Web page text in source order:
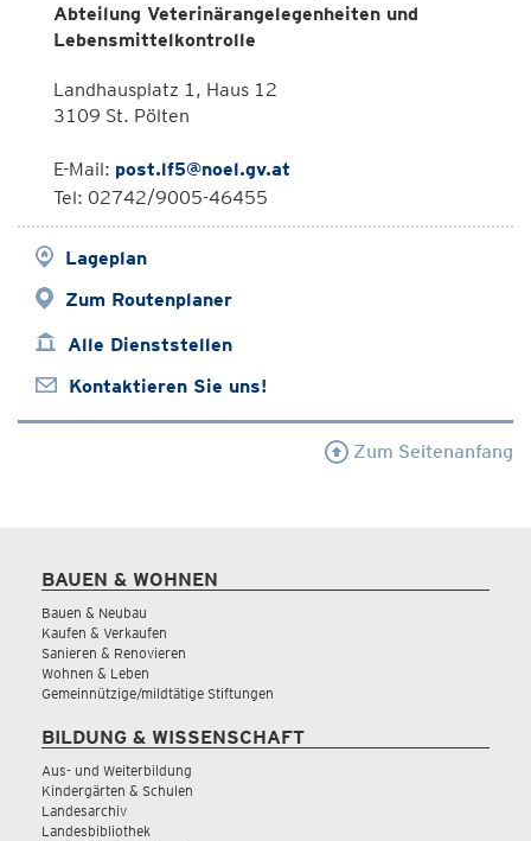
Abteilung Veterinärangelegenheiten und
Lebensmittelkontrolle
Landhausplatz 1, Haus 12
3109 St. Pölten
E-Mail: post.lf5@noel.gv.at
Tel: 02742/9005-46455
Lageplan
Zum Routenplaner
Alle Dienststellen
Kontaktieren Sie uns!
Zum Seitenanfang
BAUEN & WOHNEN
Bauen & Neubau
Kaufen & Verkaufen
Sanieren & Renovieren
Wohnen & Leben
Gemeinnützige/mildtätige Stiftungen
BILDUNG & WISSENSCHAFT
Aus- und Weiterbildung
Kindergärten & Schulen
Landesarchiv
Landesbibliothek